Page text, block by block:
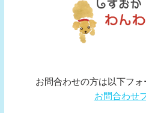
お問合わせの方は以下フ
お問合わせ